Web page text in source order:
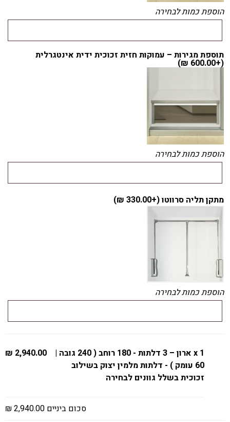
הוספת כמות לבחירה
תוספת מגירות – עמוקות חזית זכוכית ידית אינטגרלית
(+
600.00
₪
)
הוספת כמות לבחירה
מתקן תליה סרווטו (+330.00
₪
)
הוספת כמות לבחירה
x 1
ארון – 3 דלתות - 180 רוחב ( 240 גובה |
60 עומק ) - דלתות מלמין יצוק בשילוב
זכוכית בשלל גוונים לבחירה
2,940.00 ₪
סכום ביניים 2,940.00 ₪